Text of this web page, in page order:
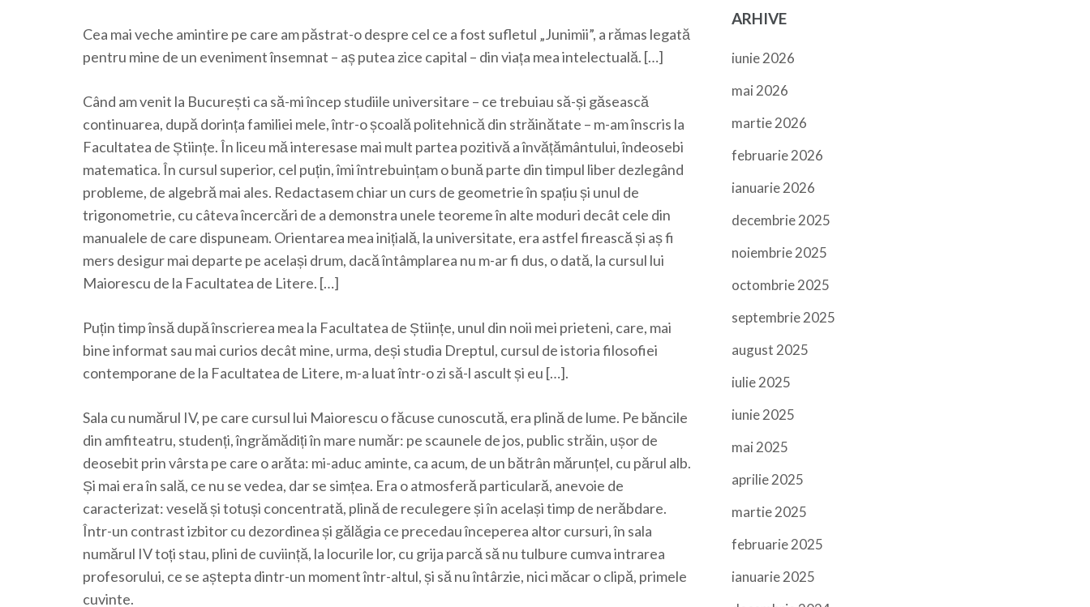
Cea mai veche amintire pe care am păstrat-o despre cel ce a fost sufletul „Junimii”, a rămas legată
pentru mine de un eveniment însemnat – aș putea zice capital – din viața mea intelectuală. […]
Când am venit la București ca să-mi încep studiile universitare – ce trebuiau să-și găsească
continuarea, după dorința familiei mele, într-o școală politehnică din străinătate – m-am înscris la
Facultatea de Științe. În liceu mă interesase mai mult partea pozitivă a învățământului, îndeosebi
matematica. În cursul superior, cel puțin, îmi întrebuințam o bună parte din timpul liber dezlegând
probleme, de algebră mai ales. Redactasem chiar un curs de geometrie în spațiu și unul de
trigonometrie, cu câteva încercări de a demonstra unele teoreme în alte moduri decât cele din
manualele de care dispuneam. Orientarea mea inițială, la universitate, era astfel firească și aș fi
mers desigur mai departe pe același drum, dacă întâmplarea nu m-ar fi dus, o dată, la cursul lui
Maiorescu de la Facultatea de Litere. […]
Puțin timp însă după înscrierea mea la Facultatea de Științe, unul din noii mei prieteni, care, mai
bine informat sau mai curios decât mine, urma, deși studia Dreptul, cursul de istoria filosofiei
contemporane de la Facultatea de Litere, m-a luat într-o zi să-l ascult și eu […].
Sala cu numărul IV, pe care cursul lui Maiorescu o făcuse cunoscută, era plină de lume. Pe băncile
din amfiteatru, studenți, îngrămădiți în mare număr: pe scaunele de jos, public străin, ușor de
deosebit prin vârsta pe care o arăta: mi-aduc aminte, ca acum, de un bătrân mărunțel, cu părul alb.
Și mai era în sală, ce nu se vedea, dar se simțea. Era o atmosferă particulară, anevoie de
caracterizat: veselă și totuși concentrată, plină de reculegere și în același timp de nerăbdare.
Într-un contrast izbitor cu dezordinea și gălăgia ce precedau începerea altor cursuri, în sala
numărul IV toți stau, plini de cuviință, la locurile lor, cu grija parcă să nu tulbure cumva intrarea
profesorului, ce se aștepta dintr-un moment într-altul, și să nu întârzie, nici măcar o clipă, primele
cuvinte.
ARHIVE
iunie 2026
mai 2026
martie 2026
februarie 2026
ianuarie 2026
decembrie 2025
noiembrie 2025
octombrie 2025
septembrie 2025
august 2025
iulie 2025
iunie 2025
mai 2025
aprilie 2025
martie 2025
februarie 2025
ianuarie 2025